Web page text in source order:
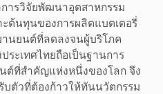
ารวิจัยพัฒนาอุตสาหกรรม
ต้นทุนของการผลิตแบตเตอรี่
นยนต์ที่ลดลงจนผู้บริโภค
ระเทศไทยถือเป็นฐานการ
ต์ที่สำคัญแห่งหนึ่งของโลก จึง
บตัวที่ต้องก้าวให้ทันนวัตกรรม